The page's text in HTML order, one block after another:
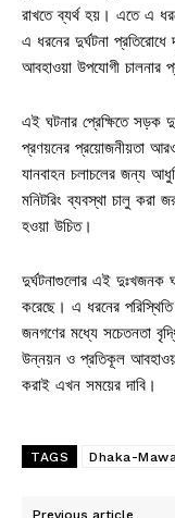
রাখতে ব্যর্থ হয়। এতে এ
এ ধরনের দুর্ঘটনা
আবহাওয়া উপযোগী চালনার
এই ঘটনার প্রেক্ষিতে সড়ক
প্রণয়নের প্রয়োজনীয়তা
যানবাহন চলাচলের জন্য
মনিটরিং ব্যবস্থা চালু করা
হওয়া উচিত।
দুর্ঘটনাগুলোর এই দুঃখজনক
করেছে। এ ধরনের
জনগণের মধ্যে সচেতনতা
উন্নয়ন ও প্রতিকূল
করাই এখন সময়ের দাবি।
TAGS Dhaka-
Previous article